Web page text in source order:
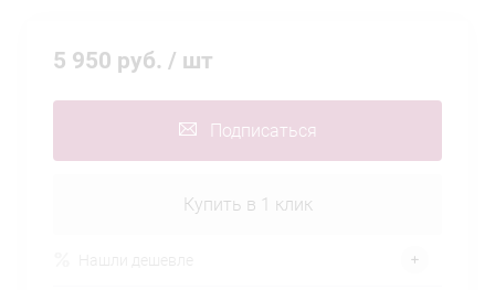
5 950 руб. / шт
Подписаться
Купить в 1 клик